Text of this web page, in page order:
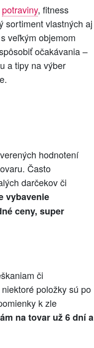
potraviny, fitness
sortiment vlastných aj
veľkým objemom
očakávania –
a tipy na výber
hodnotení
Často
darčekov či
vybavenie
ceny, super
či
položky sú po
k zle
na tovar už 6 dní a